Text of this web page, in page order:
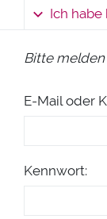
Ich
Bitte melden
E-Mail oder
Kennwort: